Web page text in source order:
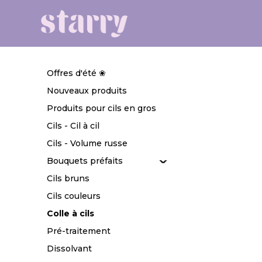
Offres d'été ❀
Nouveaux produits
Produits pour cils en gros
Cils - Cil à cil
Cils - Volume russe
Bouquets préfaits
Cils bruns
Cils couleurs
Colle à cils
Pré-traitement
Dissolvant